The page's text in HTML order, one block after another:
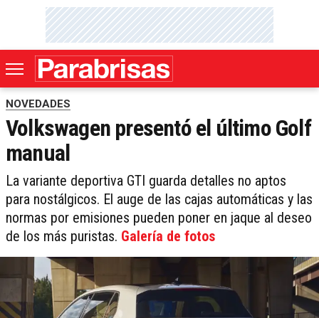
NOVEDADES
Volkswagen presentó el último Golf
manual
La variante deportiva GTI guarda detalles no aptos
para nostálgicos. El auge de las cajas automáticas y las
normas por emisiones pueden poner en jaque al deseo
de los más puristas. Galería de fotos